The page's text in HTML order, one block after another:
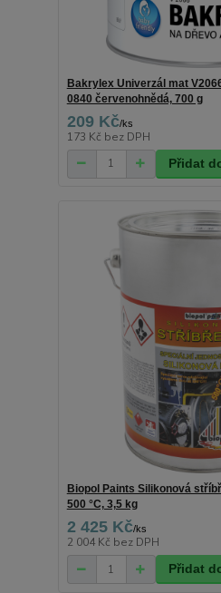
Bakrylex Univerzál mat
0840 červenohnědá, 700 g
209 Kč/ks
173 Kč bez DPH
Přidat
Biopol Paints Silikonová
500 °C, 3,5 kg
2 425 Kč/ks
2 004 Kč bez DPH
Přidat